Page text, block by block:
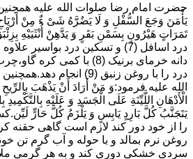
حضرت امام رضا صلوات الله علیه
یَأْمَنَ وَجَعَ السُّفْلِ وَ لَا یَضُرَّهُ شَیْ ءٌ مِنْ أَرْیَاحِ
تَمَرَاتٍ هَیْرُونٍ بِسَمْنِ بَقَرٍ وَ یَدَّهِنْ أُنْثَیَیْهِ
درد اسافل (7) و تسکین درد
دانه خرمای برنیک (8) با کمی
درد را با روغن زنبق (9)
الله علیه فرمود:وَ مَنْ أَرَادَ أَنْ یَذْهَبَ بِالرِّیحِ
الْأَدْهَانِ اللَّیِّنَةِ عَلَى الْجَسَدِ وَ عَلَیْهِ بِالتَّکْمِیدِ
یَتَجَنَّبُ کُلَّ بَارِدٍ یَابِسٍ وَ یَلْزَمُ کُلَّ حَارٍّ
روغن نرم بمالد و با حوله و آب گرم تن